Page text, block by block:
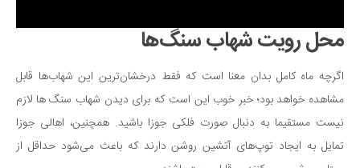
محل رویت شهاب سنگ‌ها
اگرچه ماه کامل بدان معنا است که فقط درخشان‌ترین این شهاب‌ها قابل
مشاهده خواهد بود؛ خبر خوب این است که برای دیدن شهاب سنگ ها لازم
نیست مستقیما به دنبال صورت فلکی جوزا باشید. همچنین، اهالی جوزا
تمایل به ایجاد توپ‌های آتشین روشن دارند که باعث می‌شود حداقل از